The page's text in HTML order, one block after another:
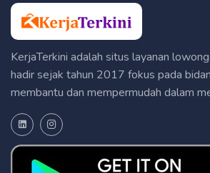
KerjaTerkini adalah situs layanan
hadir sejak tahun 2017 fokus pada
membantu dan mempermudah dalam